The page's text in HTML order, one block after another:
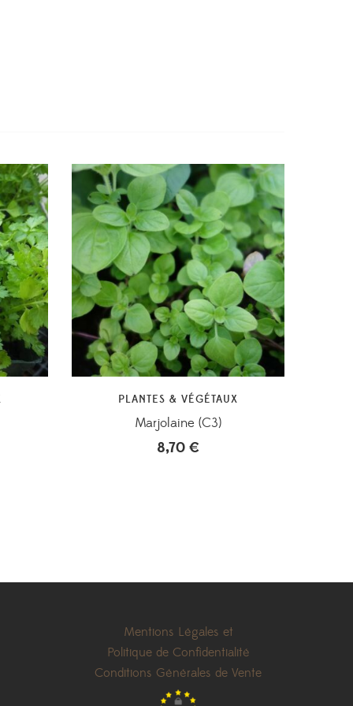
PLANTES & VÉGÉTAUX
Marjolaine (C3)
8,70 €
Mentions Légales et
Politique de Confidentialité
Conditions Générales de Vente